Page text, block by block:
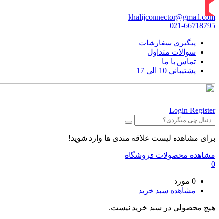
khalijconnector@gmail.com
021-66718795
پیگیری سفارشات
سوالات متداول
تماس با ما
پشتیبانی 10 الی 17
Login Register
برای مشاهده لیست علاقه مندی ها وارد شوید!
مشاهده محصولات فروشگاه
0
0 مورد
مشاهده سبد خرید
هیچ محصولی در سبد خرید نیست.